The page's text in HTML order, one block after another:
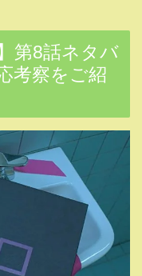
第8話ネタバ
考察をご紹